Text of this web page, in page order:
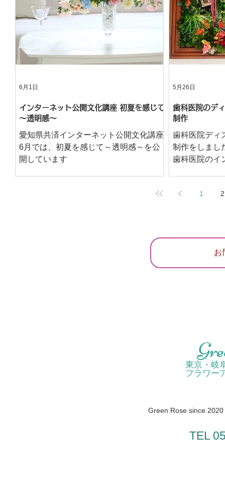
インターネット公開文化講座 初夏を感じて
～透明感～
愛知県共済インターネット公開文化講座
6月では、初夏を感じて～透明感～を公
開しています
6月1日
歯科医院のデ
制作
歯科医院ディ
制作をしまし
歯科医院のイ
5月26日
1 2
お
東京・岐
フラワー
Green Rose since
TEL